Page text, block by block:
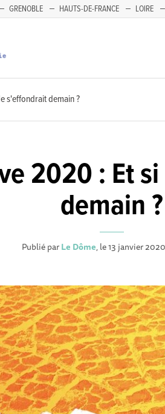
GRENOBLE HAUTS-DE-FRANCE LOIRE
s'effondrait demain ?
2020 : Et
demain ?
Publié parLe Dôme, le 13 janvier 2020